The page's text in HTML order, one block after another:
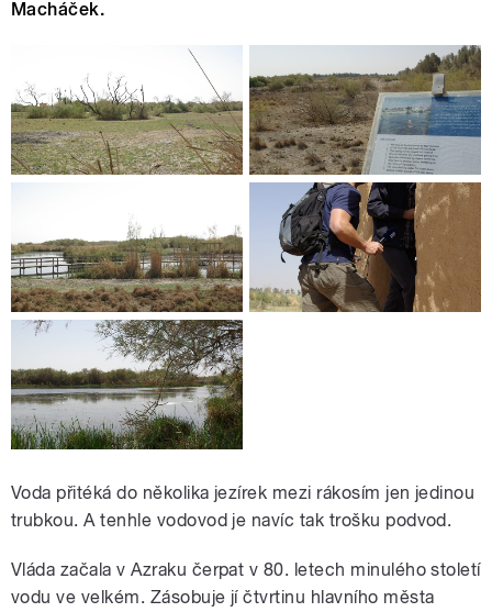
Macháček.
Voda přitéká do několika jezírek mezi rákosím jen jedinou
trubkou. A tenhle vodovod je navíc tak trošku podvod.
Vláda začala v Azraku čerpat v 80. letech minulého století
vodu ve velkém. Zásobuje jí čtvrtinu hlavního města